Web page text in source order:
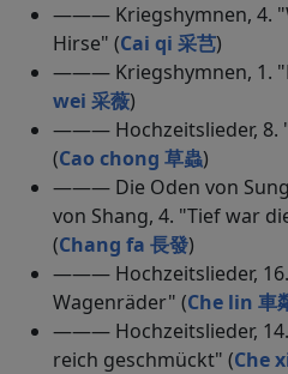
——— Kriegshymnen, 4.
Hirse" (Cai qi 采芑)
——— Kriegshymnen, 1.
wei 采薇)
——— Hochzeitslieder, 8.
(Cao chong 草蟲)
——— Die Oden von
von Shang, 4. "Tief war
(Chang fa 長發)
——— Hochzeitslieder,
Wagenräder" (Che lin 車
——— Hochzeitslieder,
reich geschmückt" (Che